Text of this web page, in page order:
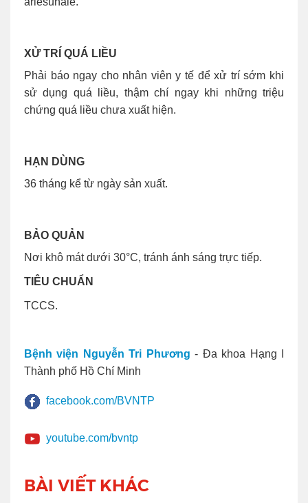
XỬ TRÍ QUÁ LIỀU
Phải báo ngay cho nhân viên y tế để xử trí sớm khi
sử dụng quá liều, thậm chí ngay khi những triệu
chứng quá liều chưa xuất hiện.
HẠN DÙNG
36 tháng kể từ ngày sản xuất.
BẢO QUẢN
Nơi khô mát dưới 30°C, tránh ánh sáng trực tiếp.
TIÊU CHUẨN
TCCS.
Bệnh viện Nguyễn Tri Phương - Đa khoa Hạng I
Thành phố Hồ Chí Minh
facebook.com/BVNTP
youtube.com/bvntp
BÀI VIẾT KHÁC